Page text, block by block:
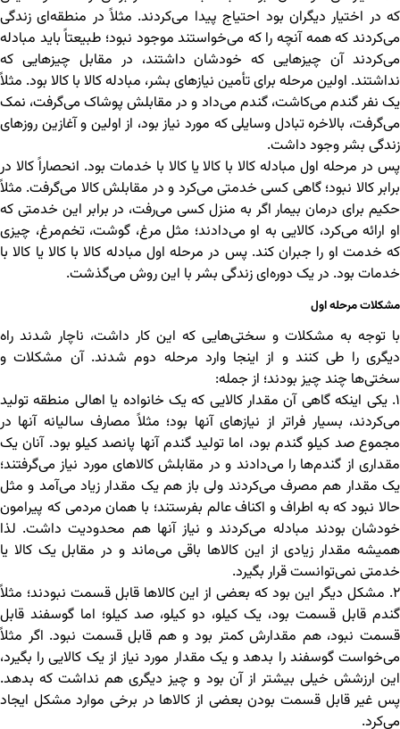
که در اختیار دیگران بود احتیاج پیدا می‌کردند. مثلاً در منطقه‌ای زندگی
می‌کردند که همه آنچه را که می‌خواستند موجود نبود؛ طبیعتاً باید مبادله
می‌کردند آن چیزهایی که خودشان داشتند، در مقابل چیزهایی که
نداشتند. اولین مرحله برای تأمین نیازهای بشر، مبادله کالا با کالا بود. مثلاً
یک نفر گندم می‌کاشت، گندم می‌داد و در مقابلش پوشاک می‌گرفت، نمک
می‌گرفت، بالاخره تبادل وسایلی که مورد نیاز بود، از اولین و آغازین روزهای
زندگی بشر وجود داشت.
پس در مرحله اول مبادله کالا با کالا یا کالا با خدمات بود. انحصاراً کالا در
برابر کالا نبود؛ گاهی کسی خدمتی می‌کرد و در مقابلش کالا می‌گرفت. مثلاً
حکیم برای درمان بیمار اگر به منزل کسی می‌رفت، در برابر این خدمتی که
او ارائه می‌کرد، کالایی به او می‌دادند؛ مثل مرغ، گوشت، تخم‌مرغ، چیزی
که خدمت او را جبران کند. پس در مرحله اول مبادله کالا با کالا یا کالا با
خدمات بود. در یک دوره‌ای زندگی بشر با این روش می‌گذشت.
مشکلات مرحله اول
با توجه به مشکلات و سختی‌هایی که این کار داشت، ناچار شدند راه
دیگری را طی کنند و از اینجا وارد مرحله دوم شدند. آن مشکلات و
سختی‌ها چند چیز بودند؛ از جمله:
۱. یکی اینکه گاهی آن مقدار کالایی که یک خانواده یا اهالی منطقه تولید
می‌کردند، بسیار فراتر از نیازهای آنها بود؛ مثلاً مصارف سالیانه آنها در
مجموع صد کیلو گندم بود، اما تولید گندم آنها پانصد کیلو بود. آنان یک
مقداری از گندم‌ها را می‌دادند و در مقابلش کالاهای مورد نیاز می‌گرفتند؛
یک مقدار هم مصرف می‌کردند ولی باز هم یک مقدار زیاد می‌آمد و مثل
حالا نبود که به اطراف و اکناف عالم بفرستند؛ با همان مردمی که پیرامون
خودشان بودند مبادله می‌کردند و نیاز آنها هم محدودیت داشت. لذا
همیشه مقدار زیادی از این کالاها باقی می‌ماند و در مقابل یک کالا یا
خدمتی نمی‌توانست قرار بگیرد.
۲. مشکل دیگر این بود که بعضی از این کالاها قابل قسمت نبودند؛ مثلاً
گندم قابل قسمت بود، یک کیلو، دو کیلو، صد کیلو؛ اما گوسفند قابل
قسمت نبود، هم مقدارش کمتر بود و هم قابل قسمت نبود. اگر مثلاً
می‌خواست گوسفند را بدهد و یک مقدار مورد نیاز از یک کالایی را بگیرد،
این ارزشش خیلی بیشتر از آن بود و چیز دیگری هم نداشت که بدهد.
پس غیر قابل قسمت بودن بعضی از کالاها در برخی موارد مشکل ایجاد
می‌کرد.